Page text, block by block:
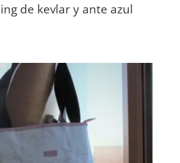
de kevlar y ante azul